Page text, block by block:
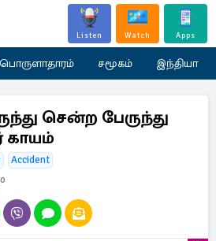
Listen Watch Apps
பொருளாதாரம் சமூகம் இந்தியா
சென்ற பேருந்து
காயம்
Accident